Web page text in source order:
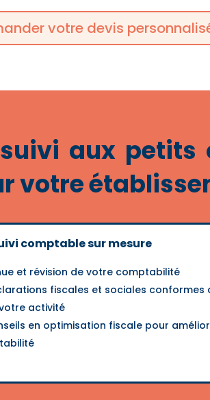
votre devis
aux petits
votre
comptable sur mesure
et révision de votre comptabilité
fiscales et sociales conformes
activité
en optimisation fiscale pour